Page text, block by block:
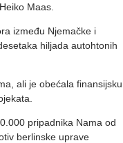
Maas.
između Njemačke i
hiljada autohtonih
ali je obećala finansijsku
pripadnika Nama od
berlinske uprave